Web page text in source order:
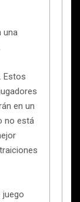
una
Estos
en un
no está
juego